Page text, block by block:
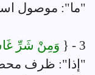
"ما": موصول
3 - { وَمِنْ شَرِّ
"إذا": ظرف